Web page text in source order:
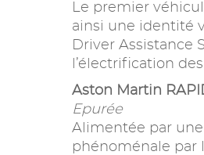
Le premier
ainsi une identité
Driver Assistance
l’électrification
Aston Martin
Epurée
Alimentée par
phénoménale par